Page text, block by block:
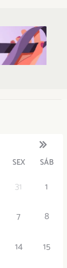
10 11 12
'29 '30 '31
SEX SÁB
31
1
7
8
14
15